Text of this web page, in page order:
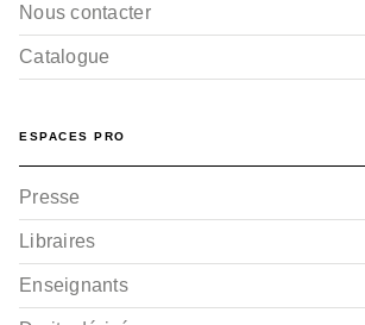
Nous contacter
Catalogue
ESPACES PRO
Presse
Libraires
Enseignants